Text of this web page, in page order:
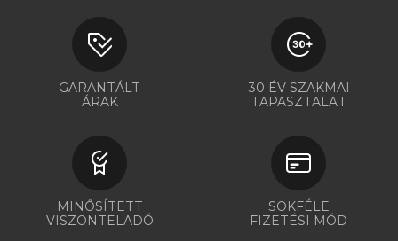
GARANTÁLT
ÁRAK
30 ÉV SZAKMAI
TAPASZTALAT
MINŐSÍTETT
VISZONTELADÓ
SOKFÉLE
FIZETÉSI MÓD